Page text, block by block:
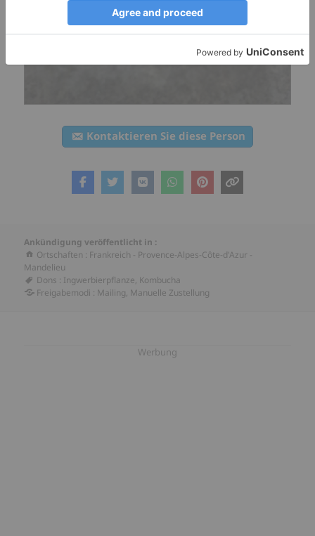
Kontaktieren Sie diese Person
Ankündigung veröffentlicht in :
Ortschaften : Frankreich - Provence-Alpes-Côte-d'Azur -
Mandelieu
Dons : Ingwerbierpflanze, Kombucha
Freigabemodi : Mailing, Manuelle Zustellung
Werbung